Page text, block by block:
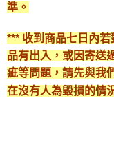
準。
*** 收到商品七日內
品有出入，或因寄送
疵等問題，請先與我
在沒有人為毀損的情